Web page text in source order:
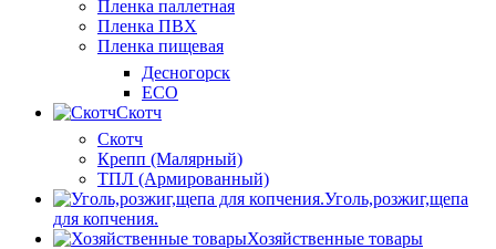
Пленка паллетная
Пленка ПВХ
Пленка пищевая
Десногорск
ECO
Скотч
Скотч
Крепп (Малярный)
ТПЛ (Армированный)
Уголь,розжиг,щепа
для копчения.
Хозяйственные товары